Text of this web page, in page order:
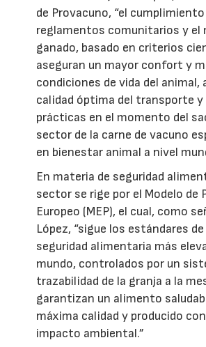
de Provacuno, “el
reglamentos comunitarios y el
ganado, basado en criterios
aseguran un mayor confort y
condiciones de vida del animal,
calidad óptima del transporte y
prácticas en el momento del
sector de la carne de vacuno
en bienestar animal a nivel
En materia de seguridad
sector se rige por el Modelo de
Europeo (MEP), el cual, como
López, “sigue los estándares
seguridad alimentaria más
mundo, controlados por un
trazabilidad de la granja a la
garantizan un alimento
máxima calidad y producido
impacto ambiental.”